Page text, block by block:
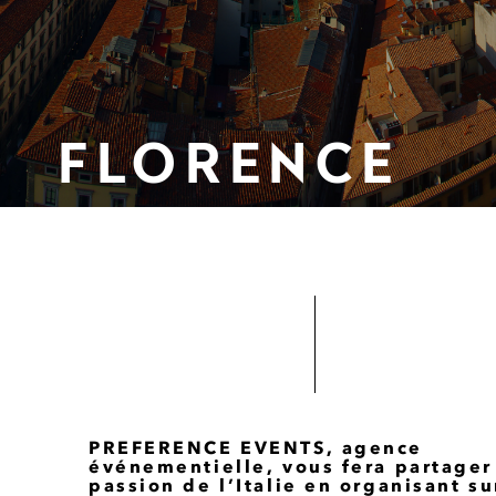
FLORENCE
PREFERENCE EVENTS, agence
événementielle, vous fera partager
passion de l’Italie en organisant